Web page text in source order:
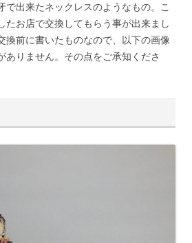
で出来たネックレスのようなもの。こ
たお店で交換してもらう事が出来まし
換前に書いたものなので、以下の画像
ありません。その点をご承知くださ